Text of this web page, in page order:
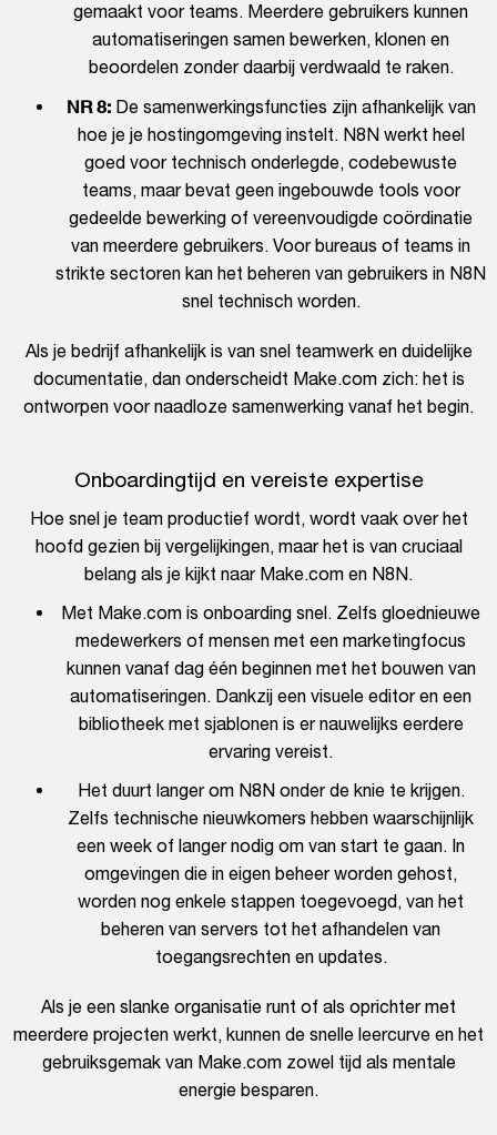
gemaakt voor teams. Meerdere gebruikers kunnen
automatiseringen samen bewerken, klonen en
beoordelen zonder daarbij verdwaald te raken.
NR 8:De samenwerkingsfuncties zijn afhankelijk van
hoe je je hostingomgeving instelt. N8N werkt heel
goed voor technisch onderlegde, codebewuste
teams, maar bevat geen ingebouwde tools voor
gedeelde bewerking of vereenvoudigde coördinatie
van meerdere gebruikers. Voor bureaus of teams in
strikte sectoren kan het beheren van gebruikers in N8N
snel technisch worden.
Als je bedrijf afhankelijk is van snel teamwerk en duidelijke
documentatie, dan onderscheidt Make.com zich: het is
ontworpen voor naadloze samenwerking vanaf het begin.
Onboardingtijd en vereiste expertise
Hoe snel je team productief wordt, wordt vaak over het
hoofd gezien bij vergelijkingen, maar het is van cruciaal
belang als je kijkt naar Make.com en N8N.
Met Make.com is onboarding snel. Zelfs gloednieuwe
medewerkers of mensen met een marketingfocus
kunnen vanaf dag één beginnen met het bouwen van
automatiseringen. Dankzij een visuele editor en een
bibliotheek met sjablonen is er nauwelijks eerdere
ervaring vereist.
Het duurt langer om N8N onder de knie te krijgen.
Zelfs technische nieuwkomers hebben waarschijnlijk
een week of langer nodig om van start te gaan. In
omgevingen die in eigen beheer worden gehost,
worden nog enkele stappen toegevoegd, van het
beheren van servers tot het afhandelen van
toegangsrechten en updates.
Als je een slanke organisatie runt of als oprichter met
meerdere projecten werkt, kunnen de snelle leercurve en het
gebruiksgemak van Make.com zowel tijd als mentale
energie besparen.